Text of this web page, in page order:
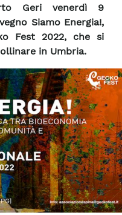
Geri venerdì 9
Siamo Energia!,
Fest 2022, che si
in Umbria.